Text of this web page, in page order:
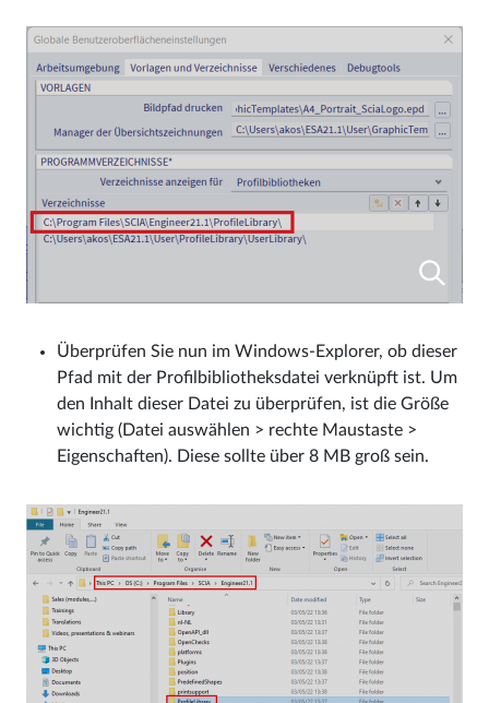
Überprüfen Sie nun im Windows-Explorer, ob dieser
Pfad mit der Profilbibliotheksdatei verknüpft ist. Um
den Inhalt dieser Datei zu überprüfen, ist die Größe
wichtig (Datei auswählen > rechte Maustaste >
Eigenschaften). Diese sollte über 8 MB groß sein.